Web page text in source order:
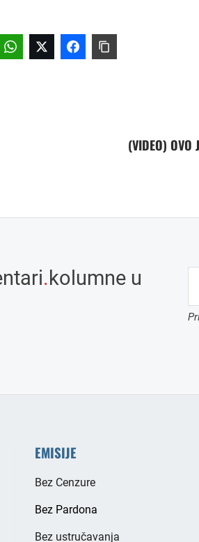
(VIDEO) OVO
.kolumne u
EMISIJE
Bez Cenzure
Bez Pardona
Bez ustručavanja